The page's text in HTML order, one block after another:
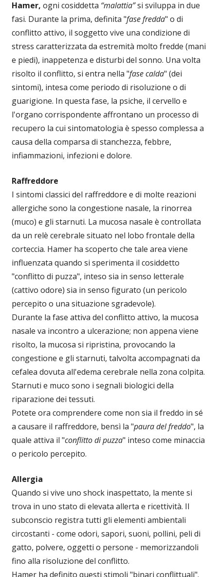
Hamer, ogni cosiddetta “malattia”si sviluppa in due
fasi. Durante la prima, definita "fase fredda" o di
conflitto attivo, il soggetto vive una condizione di
stress caratterizzata da estremità molto fredde (mani
e piedi), inappetenza e disturbi del sonno. Una volta
risolto il conflitto, si entra nella "fase calda" (dei
sintomi), intesa come periodo di risoluzione o di
guarigione. In questa fase, la psiche, il cervello e
l'organo corrispondente affrontano un processo di
recupero la cui sintomatologia è spesso complessa a
causa della comparsa di stanchezza, febbre,
infiammazioni, infezioni e dolore.
Raffreddore
I sintomi classici del raffreddore e di molte reazioni
allergiche sono la congestione nasale, la rinorrea
(muco) e gli starnuti. La mucosa nasale è controllata
da un relè cerebrale situato nel lobo frontale della
corteccia. Hamer ha scoperto che tale area viene
influenzata quando si sperimenta il cosiddetto
"conflitto di puzza", inteso sia in senso letterale
(cattivo odore) sia in senso figurato (un pericolo
percepito o una situazione sgradevole).
Durante la fase attiva del conflitto attivo, la mucosa
nasale va incontro a ulcerazione; non appena viene
risolto, la mucosa si ripristina, provocando la
congestione e gli starnuti, talvolta accompagnati da
cefalea dovuta all'edema cerebrale nella zona colpita.
Starnuti e muco sono i segnali biologici della
riparazione dei tessuti.
Potete ora comprendere come non sia il freddo in sé
a causare il raffreddore, bensì la "paura del freddo", la
quale attiva il "conflitto di puzza" inteso come minaccia
o pericolo percepito.
Allergia
Quando si vive uno shock inaspettato, la mente si
trova in uno stato di elevata allerta e ricettività. Il
subconscio registra tutti gli elementi ambientali
circostanti - come odori, sapori, suoni, pollini, peli di
gatto, polvere, oggetti o persone - memorizzandoli
fino alla risoluzione del conflitto.
Hamer ha definito questi stimoli "binari conflittuali".